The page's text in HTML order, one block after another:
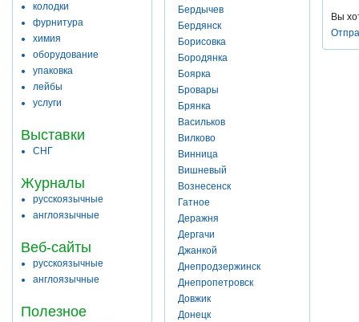
колодки
фурнитура
химия
оборудование
упаковка
лейбы
услуги
Выставки
СНГ
Журналы
русскоязычные
англоязычные
Веб-сайты
русскоязычные
англоязычные
Полезное
Бердычев
Бердянск
Борисовка
Бородянка
Боярка
Бровары
Брянка
Васильков
Вилково
Винница
Вишневый
Вознесенск
Гатное
Деражня
Дергачи
Джанкой
Днепродзержинск
Днепропетровск
Довжик
Донецк
Вы